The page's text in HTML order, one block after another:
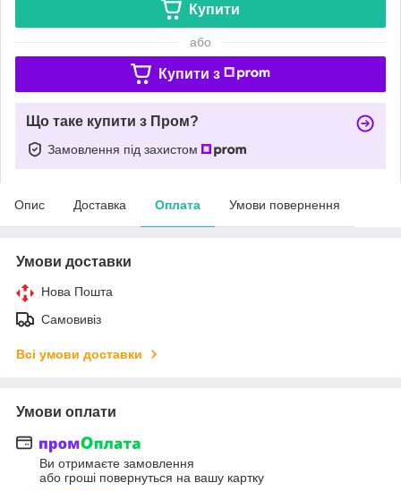
Купити
або
Купити з
Що таке купити з Пром?
Замовлення під захистом
Опис Доставка Оплата Умови повернення
Умови доставки
Нова Пошта
Самовивіз
Всі умови доставки
Умови оплати
Ви отримаєте замовлення
або гроші повернуться на вашу картку